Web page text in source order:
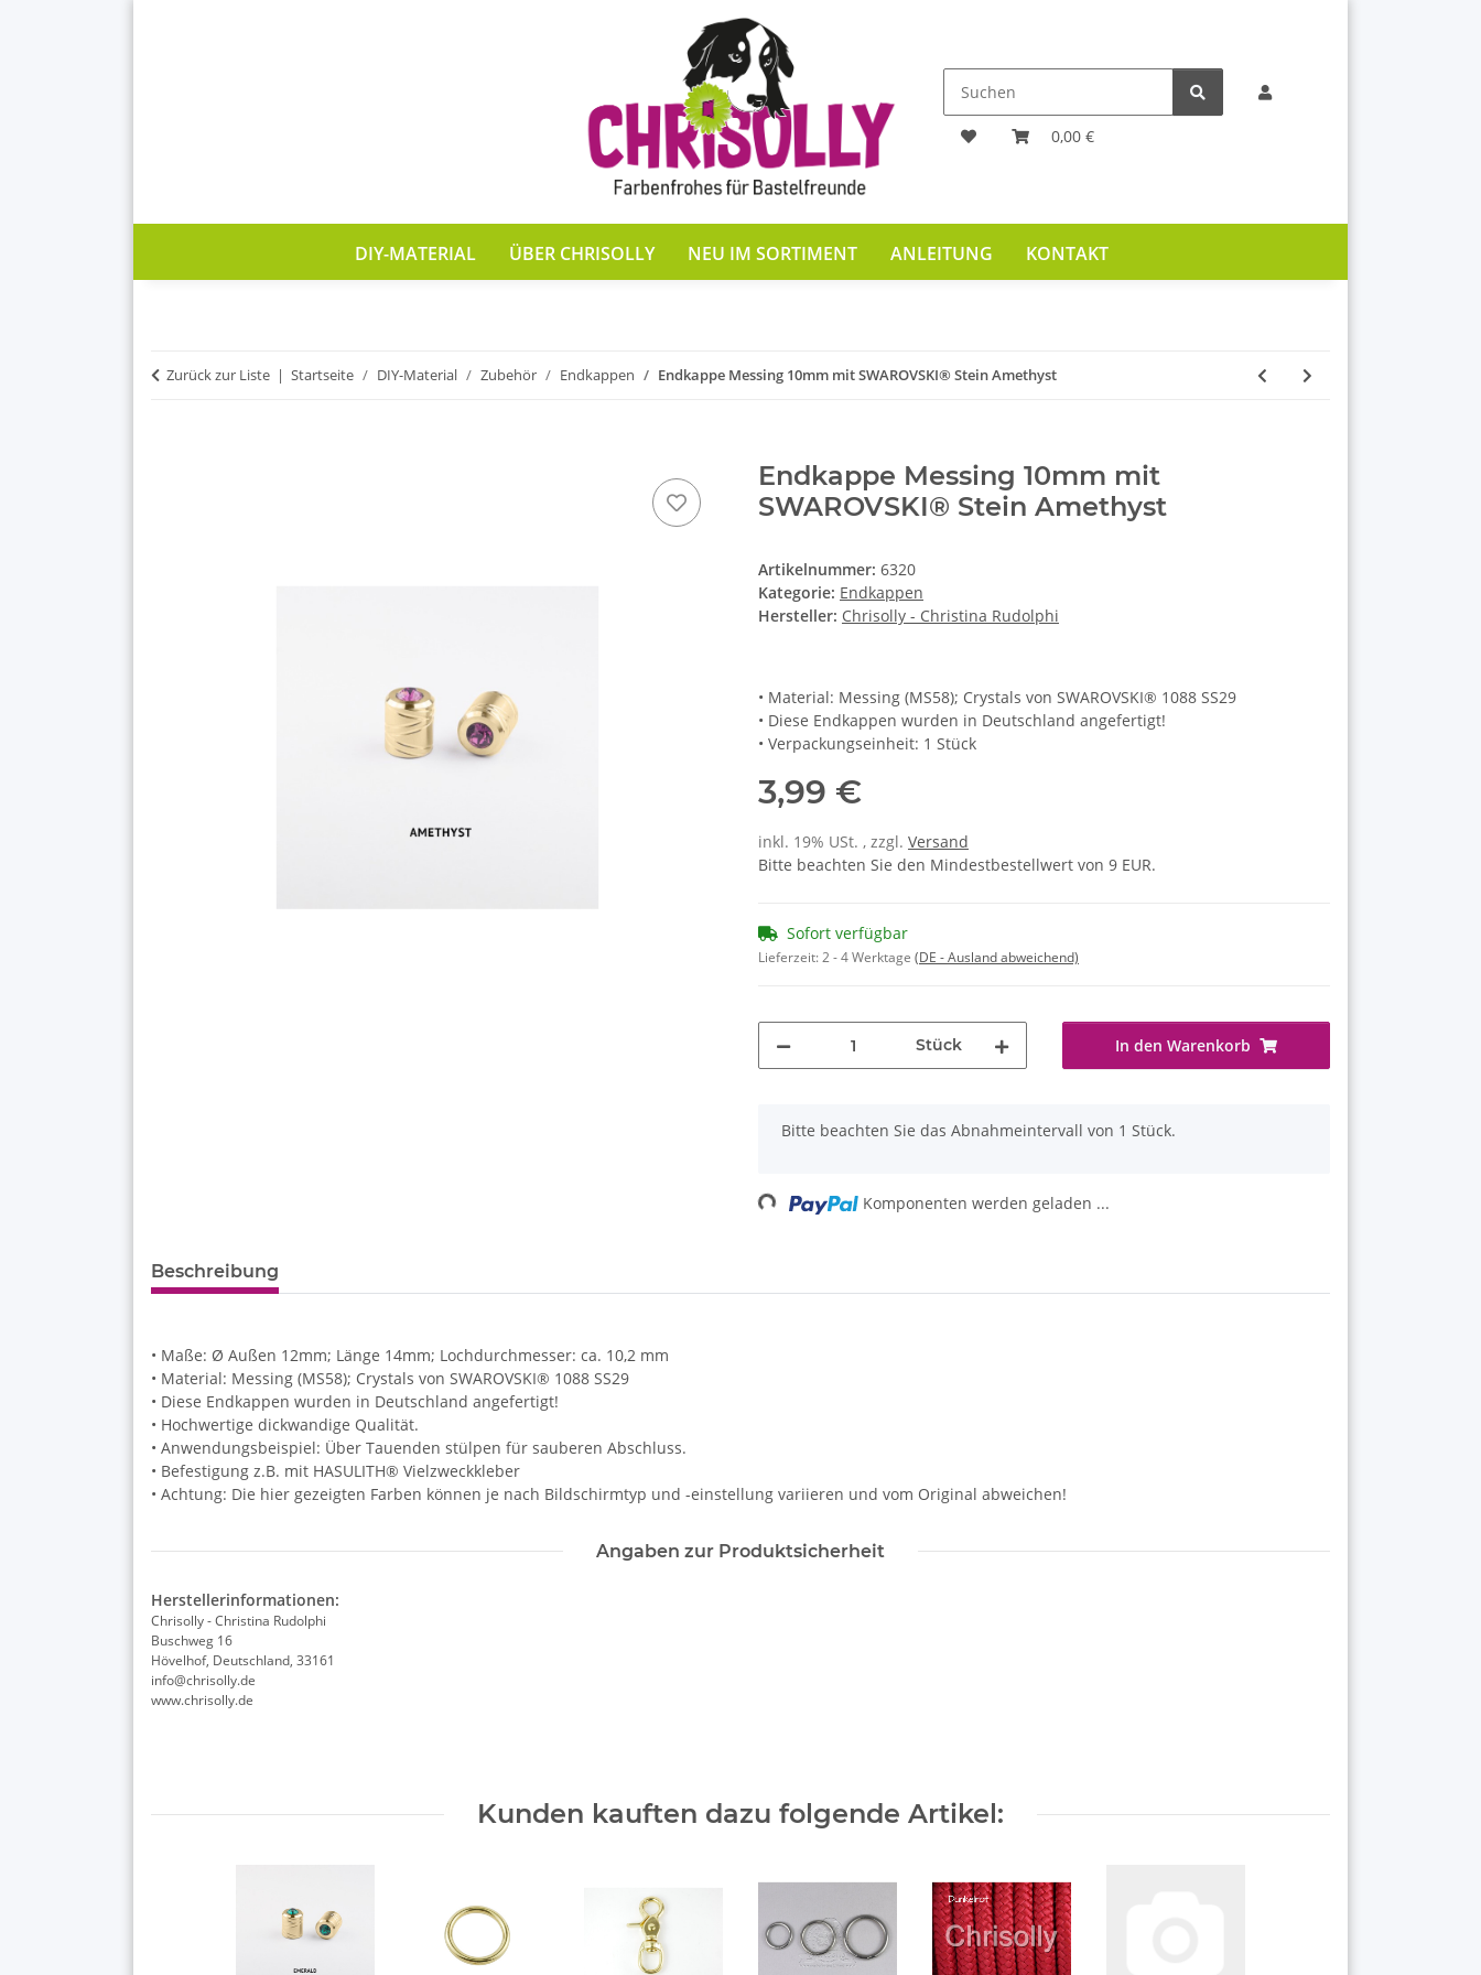
0,00 €
DIY-MATERIAL ÜBER CHRISOLLY NEU IM SORTIMENT ANLEITUNG KONTAKT
Zurück zur Liste Startseite DIY-Material Zubehör Endkappen Endkappe Messing 10mm mit SWAROVSKI® Stein Amethyst
Endkappe Messing 10mm mit
SWAROVSKI® Stein Amethyst
Artikelnummer: 6320
Kategorie: Endkappen
Hersteller: Chrisolly - Christina Rudolphi
• Material: Messing (MS58); Crystals von SWAROVSKI® 1088 SS29
• Diese Endkappen wurden in Deutschland angefertigt!
• Verpackungseinheit: 1 Stück
3,99 €
inkl. 19% USt. , zzgl. Versand
Bitte beachten Sie den Mindestbestellwert von 9 EUR.
Sofort verfügbar
Lieferzeit:2 - 4 Werktage (DE - Ausland abweichend)
Stück In den Warenkorb
x
Bitte beachten Sie das Abnahmeintervall von 1 Stück.
Loading... Komponenten werden geladen ...
Beschreibung
• Maße: Ø Außen 12mm; Länge 14mm; Lochdurchmesser: ca. 10,2 mm
• Material: Messing (MS58); Crystals von SWAROVSKI® 1088 SS29
• Diese Endkappen wurden in Deutschland angefertigt!
• Hochwertige dickwandige Qualität.
• Anwendungsbeispiel: Über Tauenden stülpen für sauberen Abschluss.
• Befestigung z.B. mit HASULITH® Vielzweckkleber
• Achtung: Die hier gezeigten Farben können je nach Bildschirmtyp und -einstellung variieren und vom Original abweichen!
Angaben zur Produktsicherheit
Herstellerinformationen:
Chrisolly - Christina Rudolphi
Buschweg 16
Hövelhof, Deutschland, 33161
info@chrisolly.de
www.chrisolly.de
Kunden kauften dazu folgende Artikel: